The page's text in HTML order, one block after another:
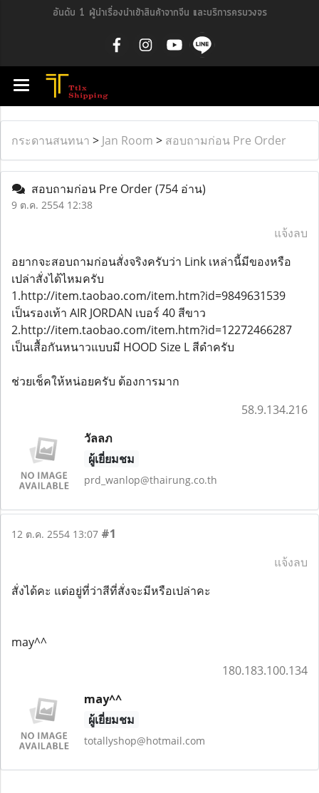
อันดับ 1 ผู้นำเรื่องนำเข้าสินค้าจากจีน และบริการครบวงจร
กระดานสนทนา > Jan Room > สอบถามก่อน Pre Order
สอบถามก่อน Pre Order(754 อ่าน)
9 ต.ค. 2554 12:38
แจ้งลบ
อยากจะสอบถามก่อนสั่งจริงครับว่า Link เหล่านี้มีของหรือ
เปล่าสั่งได้ไหมครับ
1.http://item.taobao.com/item.htm?id=9849631539
เป็นรองเท้า AIR JORDAN เบอร์ 40 สีขาว
2.http://item.taobao.com/item.htm?id=12272466287
เป็นเสื้อกันหนาวแบบมี HOOD Size L สีดำครับ
ช่วยเช็คให้หน่อยครับ ต้องการมาก
58.9.134.216
วัลลภ
ผู้เยี่ยมชม
prd_wanlop@thairung.co.th
12 ต.ค. 2554 13:07 #1
แจ้งลบ
สั่งได้คะ แต่อยู่ที่ว่าสีที่สั่งจะมีหรือเปล่าคะ
may^^
180.183.100.134
may^^
ผู้เยี่ยมชม
totallyshop@hotmail.com